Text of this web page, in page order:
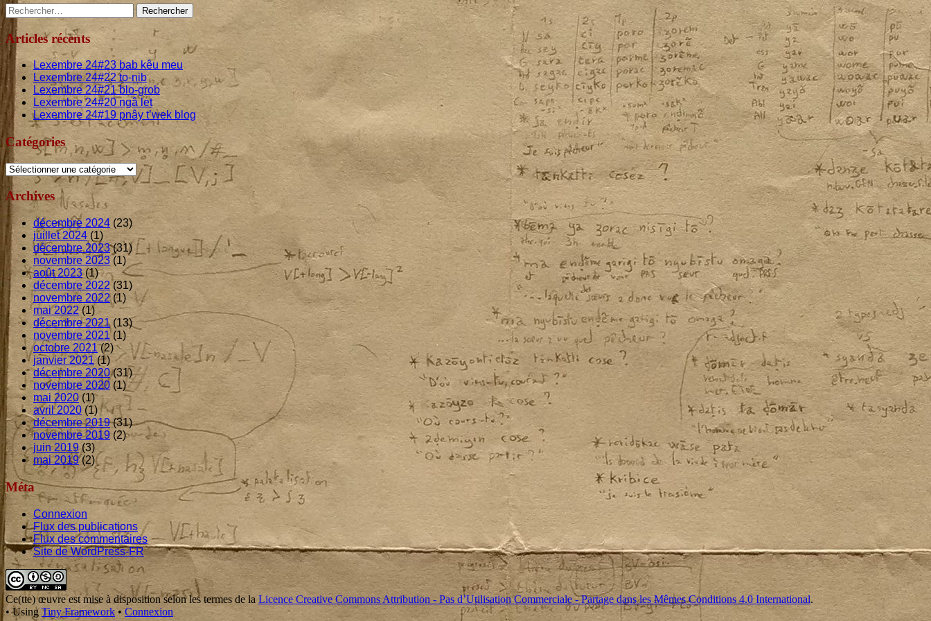
Main
Sidebar
Rechercher :
Articles récents
Lexembre24#23bab kêu meu
Lexembre24#22to-nib
Lexembre24#21blo-grob
Lexembre24#20ngâ let
Lexembre 24#19 pnây t’wek blog
Catégories
Catégories
Archives
décembre 2024 (23)
juillet 2024 (1)
décembre 2023(31)
novembre 2023(1)
août 2023(1)
décembre 2022(31)
novembre 2022(1)
mai 2022(1)
décembre 2021(13)
novembre 2021(1)
octobre 2021(2)
janvier 2021(1)
décembre 2020(31)
novembre 2020(1)
mai 2020(1)
avril 2020 (1)
décembre 2019(31)
novembre 2019(2)
juin 2019(3)
mai 2019(2)
Méta
Connexion
Flux des publications
Flux des commentaires
Site de WordPress-FR
Footer
Content
Ce(tte)œuvreest mise à disposition selon les termes de la Licence Creative Commons Attribution - Pas d’Utilisation Commerciale - Partage dans les Mêmes Conditions 4.0 International.
•Using Tiny Framework • Connexion